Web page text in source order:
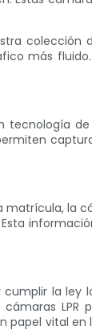
colección
más
tecnología
la
cumplir la
vital